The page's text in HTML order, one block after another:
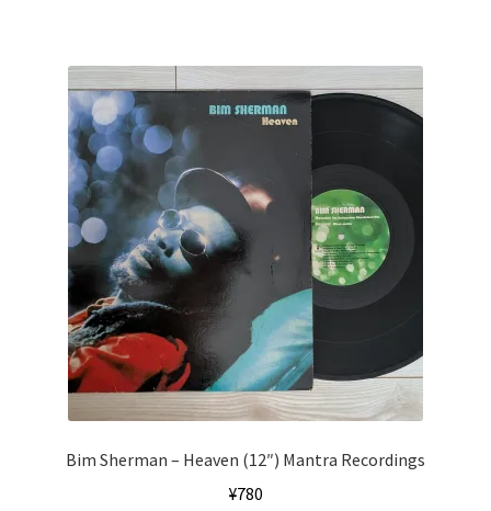
Bim Sherman ‎– Heaven (12″) Mantra Recordings
¥780